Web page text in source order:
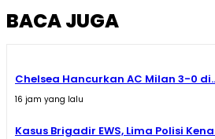
BACA JUGA
Chelsea Hancurkan AC Milan 3-0
16 jam yang lalu
Kasus Brigadir EWS, Lima Polisi